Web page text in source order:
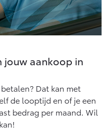
Hilux (excl. BTW)
OOK ALS BATTERIJ-
Vanaf € 56.570,-
jouw aankoop in
Dat kan met
de looptijd en of je een
bedrag per maand. Wil